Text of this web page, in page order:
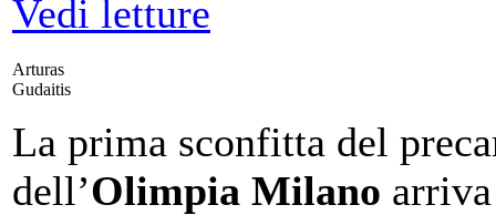
Vedi letture
Arturas
Gudaitis
La prima sconfitta del
dell’Olimpia Milano